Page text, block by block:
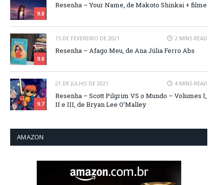
9.8
Resenha – Your Name, de Makoto Shinkai + filme
9.8
15 DE FEVEREIRO DE 2021 2 MINS READ
Resenha – Afago Meu, de Ana Júlia Ferro Abs
9.7
21 DE JULHO DE 2021 4 MINS READ
Resenha – Scott Pilgrim VS o Mundo – Volumes I,
II e III, de Bryan Lee O’Malley
AMAZON